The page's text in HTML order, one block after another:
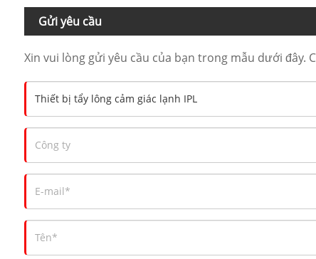
Gửi yêu cầu
Xin vui lòng gửi yêu cầu của bạn trong mẫu dưới đây.